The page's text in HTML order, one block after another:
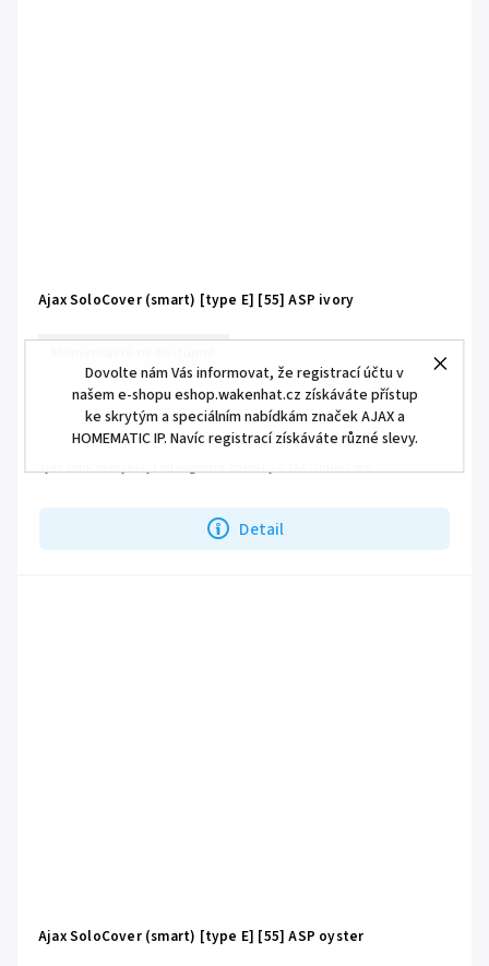
Dovolte nám Vás informovat, že registrací účtu v
našem e-shopu eshop.wakenhat.cz získáváte přístup
ke skrytým a speciálním nabídkám značek AJAX a
HOMEMATIC IP. Navíc registrací získáváte různé slevy.
Ajax SoloCover (smart) [type E] [55] ASP ivory
Detail
Ajax SoloCover je kryt inteligentní zásuvky AJAX OutletCore.
Ajax SoloCover (smart) [type E] [55] ASP oyster